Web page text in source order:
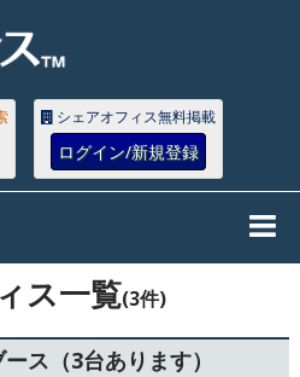
シェアオフィス無料掲載
ログイン/新規登録
ス一覧(3件)
ス（3台あります）